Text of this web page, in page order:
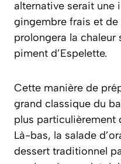
alternative serait une
gingembre frais et
prolongera la
piment d’Espelette.
Cette manière de
grand classique du
plus particulièrement
Là-bas, la salade
dessert traditionnel